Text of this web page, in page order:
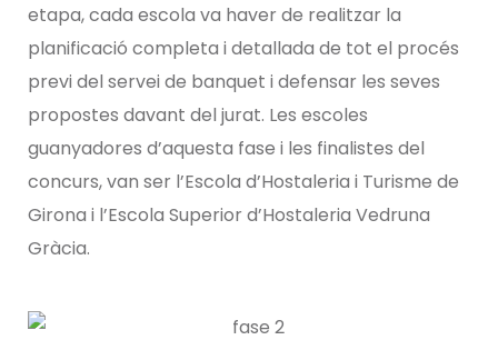
etapa, cada escola va haver de realitzar la
planificació completa i detallada de tot el procés
previ del servei de banquet i defensar les seves
propostes davant del jurat. Les escoles
guanyadores d’aquesta fase i les finalistes del
concurs, van ser l’Escola d’Hostaleria i Turisme de
Girona i l’Escola Superior d’Hostaleria Vedruna
Gràcia.